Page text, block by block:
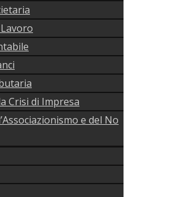
Crisi di Impresa
e del No